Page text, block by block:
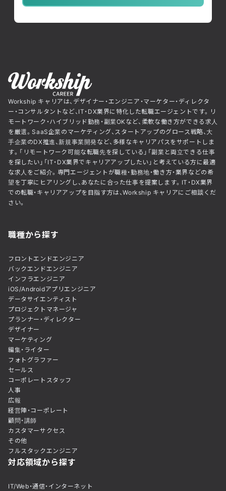
Workship キャリアは、デザイナー・エンジニア・マーケター・ディレクタ
ー・コンサルタントなど、IT・DX業界に特化した転職エージェントです。リ
モートワーク・ハイブリッド勤務・副業OKなど、柔軟な働き方ができる求人
を厳選。SaaS企業のマーケティング、スタートアップのグロース戦略、大
手企業のDX推進、新規事業開発など、多様なキャリアパスをサポートしま
す。「リモートワーク可能な転職先を探している」「副業と両立できる仕事
を探したい」「IT・DX業界でキャリアアップしたい」と考えている方に最適
な求人をご紹介。専門エージェントが職種・勤務地・働き方・業界などの希
望を丁寧にヒアリングし、あなたに合った仕事を提案します。IT・DX業界
での転職・キャリアアップを目指す方は、Workship キャリアにご相談くだ
さい。
職種から探す
フロントエンドエンジニア
バックエンドエンジニア
インフラエンジニア
iOS/Androidアプリエンジニア
データサイエンティスト
プロジェクトマネージャ
プランナー・ディレクター
デザイナー
マーケティング
編集・ライター
フォトグラファー
セールス
コーポレートスタッフ
人事
広報
経営陣・コーポレート
顧問・講師
カスタマーサクセス
その他
フルスタックエンジニア
対応領域から探す
IT/Web・通信・インターネット